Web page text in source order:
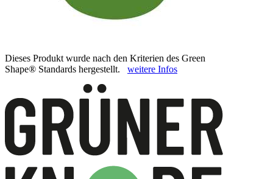
Dieses Produkt wurde nach den Kriterien des Green
Shape® Standards hergestellt. weitere Infos